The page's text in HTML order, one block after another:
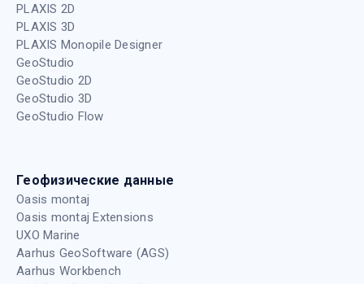
PLAXIS 2D
PLAXIS 3D
PLAXIS Monopile Designer
GeoStudio
GeoStudio 2D
GeoStudio 3D
GeoStudio Flow
Геофизические данные
Oasis montaj
Oasis montaj Extensions
UXO Marine
Aarhus GeoSoftware (AGS)
Aarhus Workbench